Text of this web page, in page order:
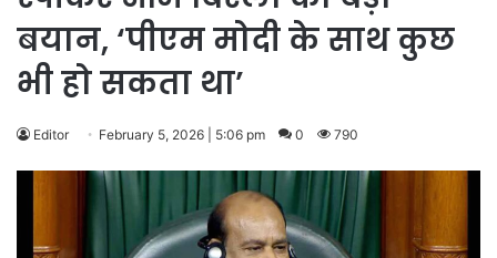
बयान, ‘पीएम मोदी के साथ कुछ
भी हो सकता था’
Editor February 5, 2026 | 5:06 pm 0 790